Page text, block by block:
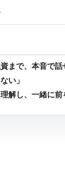
まで、本音で話
い」
解し、一緒に前